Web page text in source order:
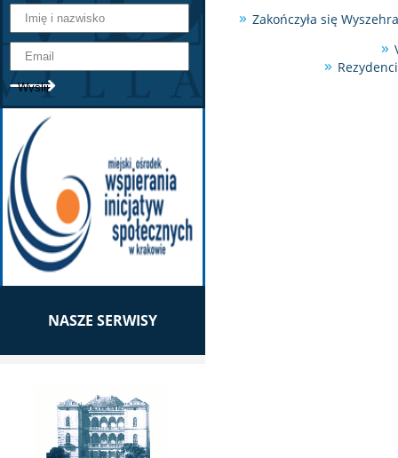
NASZE SERWISY
Zakończyła się